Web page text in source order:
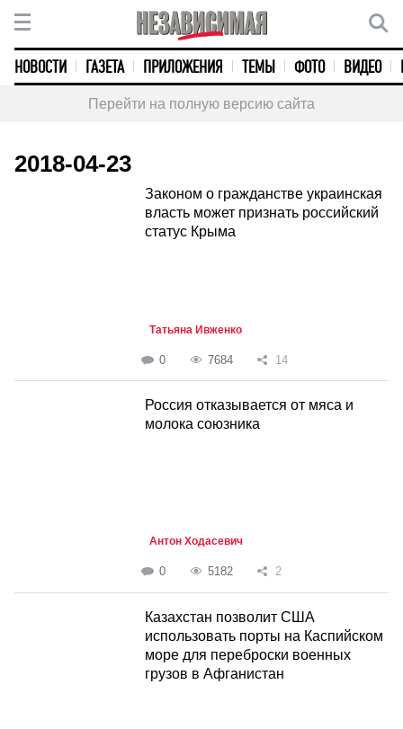
НОВОСТИ ГАЗЕТА ПРИЛОЖЕНИЯ ТЕМЫ ФОТО ВИДЕО
Перейти на полную версию сайта
2018-04-23
Законом о гражданстве украинская
власть может признать российский
статус Крыма
Татьяна Ивженко
0 7684 14
Россия отказывается от мяса и
молока союзника
Антон Ходасевич
0 5182 2
Казахстан позволит США
использовать порты на Каспийском
море для переброски военных
грузов в Афганистан